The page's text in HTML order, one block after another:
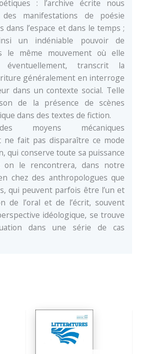
: l’archive écrite nous
manifestations de poésie
dans l’espace et dans le temps ;
un indéniable pouvoir de
le même mouvement où elle
transcrit la
généralement en interroge
dans un contexte social. Telle
de la présence de scènes
dans des textes de fiction.
moyens mécaniques
ne fait pas disparaître ce mode
qui conserve toute sa puissance
on le rencontrera, dans notre
chez des anthropologues que
qui peuvent parfois être l’un et
de l’oral et de l’écrit, souvent
idéologique, se trouve
dans une série de cas